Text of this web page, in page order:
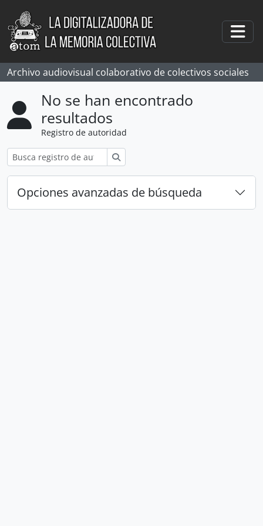
Skip to main content
Archivo audiovisual colaborativo de colectivos sociales
No se han encontrado
resultados
Registro de autoridad
Opciones avanzadas de búsqueda